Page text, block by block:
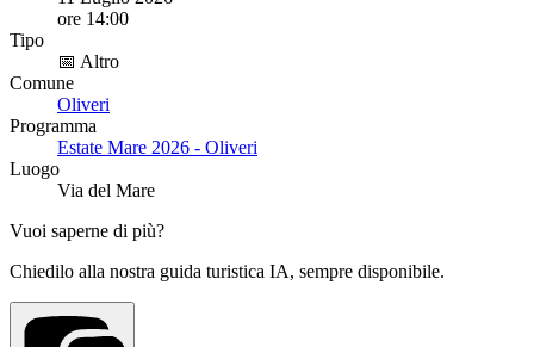
ore 14:00
Tipo
📅 Altro
Comune
Oliveri
Programma
Estate Mare 2026 - Oliveri
Luogo
Via del Mare
Vuoi saperne di più?
Chiedilo alla nostra guida turistica IA, sempre disponibile.